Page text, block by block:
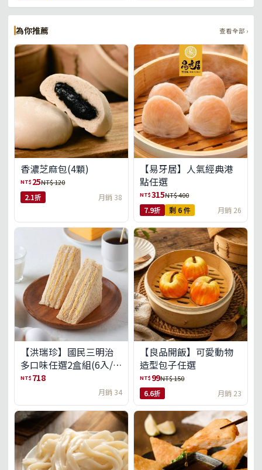
為你推薦 查看全部 ›
香濃芝麻包(4顆)
NT$ 25NT$ 120
2.1折 月銷 38
【易牙居】人氣經典港
點任選
NT$315NT$ 400
7.9折 剩 6 件 月銷 26
【洪瑞珍】國民三明治
多口味任選2盒組(6入/
盒)(免運)
NT$ 718
月銷 34
【良品開飯】可愛動物
造型包子任選
NT$ 99NT$ 150
6.6折 月銷 23